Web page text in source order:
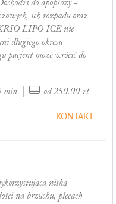
do apoptozy -
ich rozpadu oraz
KRIO LIPO ICE nie
długiego okresu
pacjent może wrócić do
min od 250.00 zł
KONTAKT
niską
na brzuchu, plecach